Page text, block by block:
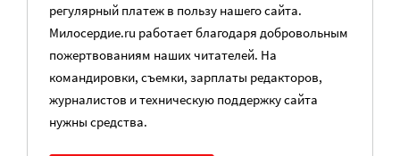
регулярный платеж в пользу нашего сайта.
Милосердие.ru работает благодаря добровольным
пожертвованиям наших читателей. На
командировки, съемки, зарплаты редакторов,
журналистов и техническую поддержку сайта
нужны средства.